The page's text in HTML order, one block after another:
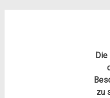
Die
zu